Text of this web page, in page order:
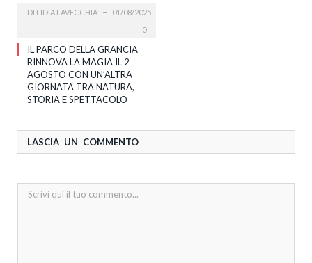
DI LIDIA LAVECCHIA
01/08/2025
0
IL PARCO DELLA GRANCIA
RINNOVA LA MAGIA IL 2
AGOSTO CON UN’ALTRA
GIORNATA TRA NATURA,
STORIA E SPETTACOLO
LASCIA UN COMMENTO